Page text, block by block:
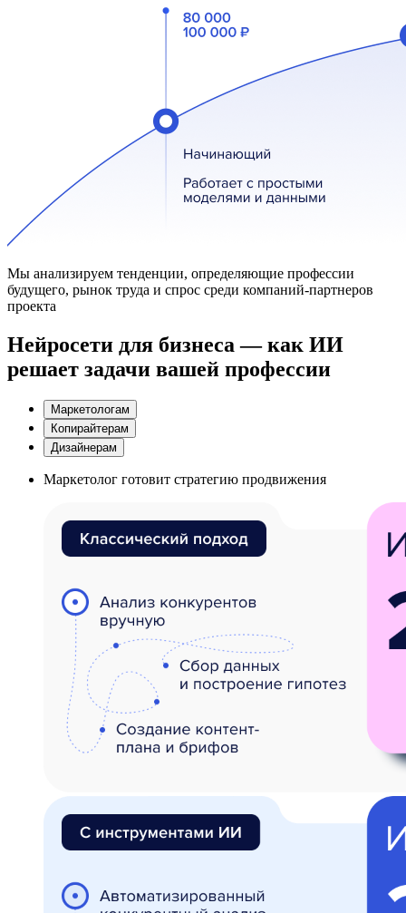
Мы анализируем тенденции, определяющие профессии
будущего, рынок труда и спрос среди компаний-партнеров
проекта
Нейросети для бизнеса — как ИИ
решает задачи вашей профессии
Маркетологам
Копирайтерам
Дизайнерам
Маркетолог готовит стратегию продвижения